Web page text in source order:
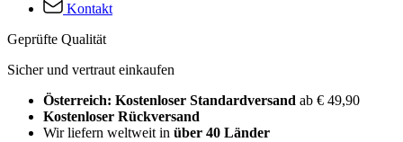
Kontakt
Geprüfte Qualität
Sicher und vertraut einkaufen
Österreich: Kostenloser Standardversand ab € 49,90
Kostenloser Rückversand
Wir liefern weltweit in über 40 Länder